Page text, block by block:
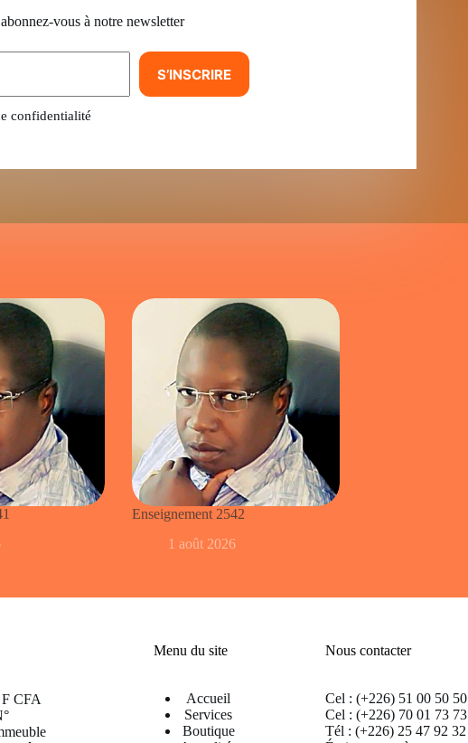
vous à notre newsletter
S’INSCRIRE
confidentialité
Enseignement 2542
1 août 2026
CFA
Menu du site
Accueil
Services
Boutique
Nous contacter
Cel : (+226) 51 00 50 50
Cel : (+226) 70 01 73 73
Tél : (+226) 25 47 92 32